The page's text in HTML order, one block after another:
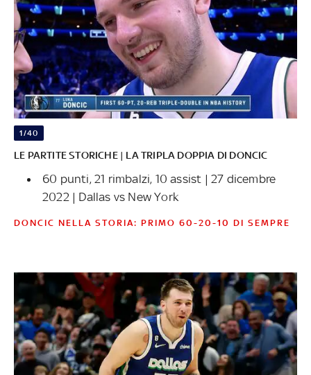
1/40
LE PARTITE STORICHE | LA TRIPLA DOPPIA DI DONCIC
60 punti, 21 rimbalzi, 10 assist | 27 dicembre
2022 | Dallas vs New York
DONCIC NELLA STORIA: PRIMO 60-20-10 DI SEMPRE